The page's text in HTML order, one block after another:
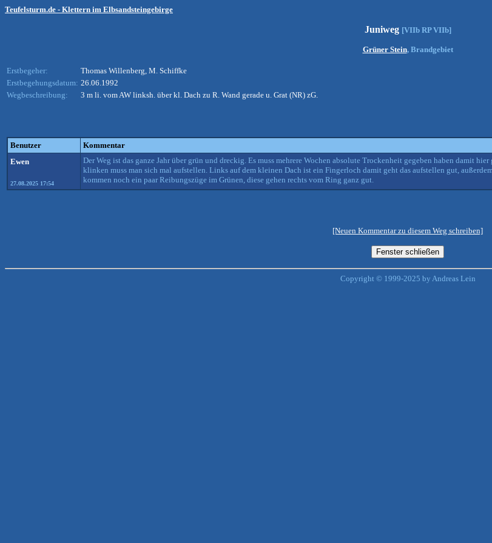
Teufelsturm.de - Klettern im Elbsandsteingebirge
Juniweg [VIIb RP VIIb]
Grüner Stein, Brandgebiet
Erstbegeher:
Thomas Willenberg, M. Schiffke
Erstbegehungsdatum: 26.06.1992
Wegbeschreibung:
3 m li. vom AW linksh. über kl. Dach zu R. Wand gerade u. Grat (NR) zG.
Benutzer Kommentar
Ewen
27.08.2025 17:54
Der Weg ist das ganze Jahr über grün und dreckig. Es muss mehrere Wochen absolute Trockenheit gegeben haben damit
klinken muss man sich mal aufstellen. Links auf dem kleinen Dach ist ein Fingerloch damit geht das aufstellen gut,
kommen noch ein paar Reibungszüge im Grünen, diese gehen rechts vom Ring ganz gut.
[Neuen Kommentar zu diesem Weg schreiben]
Copyright © 1999-2025 by Andreas Lein